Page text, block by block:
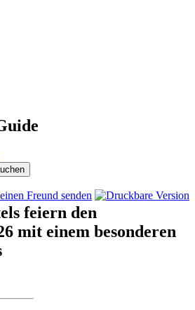
feiern den
mit einem besonderen